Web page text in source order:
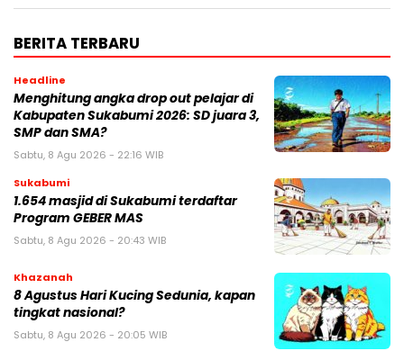
BERITA TERBARU
Headline
Menghitung angka drop out pelajar di
Kabupaten Sukabumi 2026: SD juara 3,
SMP dan SMA?
Sabtu, 8 Agu 2026 - 22:16 WIB
Sukabumi
1.654 masjid di Sukabumi terdaftar
Program GEBER MAS
Sabtu, 8 Agu 2026 - 20:43 WIB
Khazanah
8 Agustus Hari Kucing Sedunia, kapan
tingkat nasional?
Sabtu, 8 Agu 2026 - 20:05 WIB